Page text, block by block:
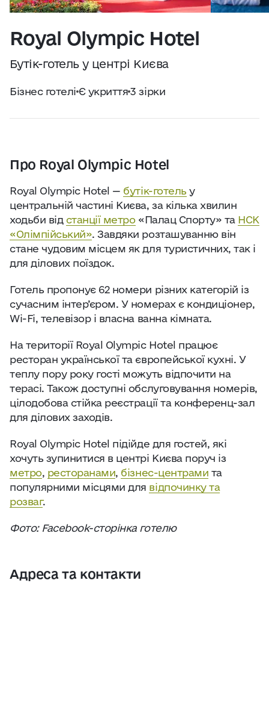
Про нас
Київ сьогодні
Найкращі готелі, ресторани та визначні
місця Києва
Практичні поради
Джерело:openweathermap.org
Royal Olympic Hotel
Бутік-готель у центрі Києва
Бізнес готелі Є укриття 3 зірки
Про Royal Olympic Hotel
Royal Olympic Hotel — бутік-готель у
центральній частині Києва, за кілька хвилин
ходьби від станції метро«Палац Спорту» та НСК
«Олімпійський». Завдяки розташуванню він
стане чудовим місцем як для туристичних, так і
для ділових поїздок.
Готель пропонує 62 номери різних категорій із
сучасним інтер’єром. У номерах є кондиціонер,
Wi-Fi, телевізор і власна ванна кімната.
На території Royal Olympic Hotel працює
ресторан української та європейської кухні. У
теплу пору року гості можуть відпочити на
терасі. Також доступні обслуговування номерів,
цілодобова стійка реєстрації та конференц-зал
для ділових заходів.
Royal Olympic Hotel підійде для гостей, які
хочуть зупинитися в центрі Києва поруч із
метро, ресторанами, бізнес-центрами та
популярними місцями для відпочинку та
розваг.
Фото: Facebook-сторінка готелю
Адреса та контакти